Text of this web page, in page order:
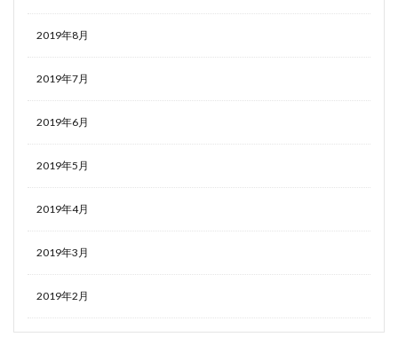
2019年8月
2019年7月
2019年6月
2019年5月
2019年4月
2019年3月
2019年2月